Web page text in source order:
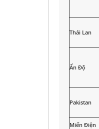
Thái Lan
Ấn Độ
Pakistan
Miến Điện